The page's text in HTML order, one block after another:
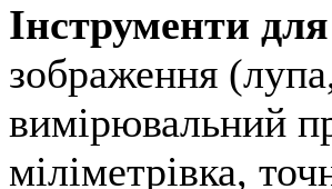
Інструменти
зображення
вимірювальний
міліметрівка,